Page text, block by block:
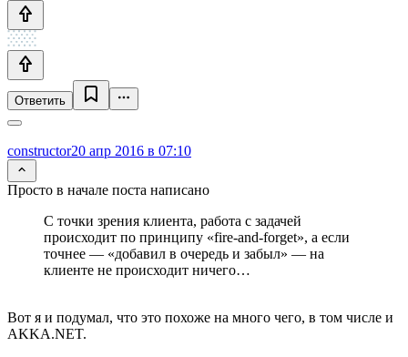
Ответить
constructor20 апр 2016 в 07:10
Просто в начале поста написано
С точки зрения клиента, работа с задачей
происходит по принципу «fire-and-forget», а если
точнее — «добавил в очередь и забыл» — на
клиенте не происходит ничего…
Вот я и подумал, что это похоже на много чего, в том числе и
AKKA.NET.